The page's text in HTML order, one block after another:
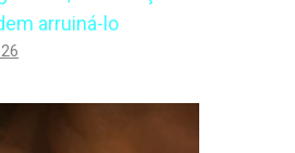
arruiná-lo